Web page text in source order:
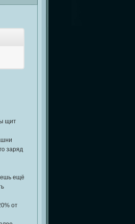
щит
заряд
ещё
от